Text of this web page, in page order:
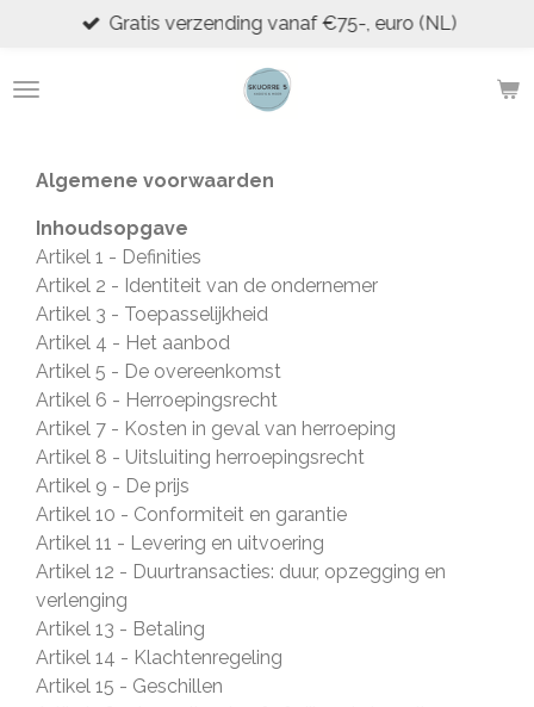
naar
Gratis verzending vanaf €75-, euro (NL)
Algemene voorwaarden
Inhoudsopgave
Artikel 1 - Definities
Artikel 2 - Identiteit van de ondernemer
Artikel 3 - Toepasselijkheid
Artikel 4 - Het aanbod
Artikel 5 - De overeenkomst
Artikel 6 - Herroepingsrecht
Artikel 7 - Kosten in geval van herroeping
Artikel 8 - Uitsluiting herroepingsrecht
Artikel 9 - De prijs
Artikel 10 - Conformiteit en garantie
Artikel 11 - Levering en uitvoering
Artikel 12 - Duurtransacties: duur, opzegging en
verlenging
Artikel 13 - Betaling
Artikel 14 - Klachtenregeling
Artikel 15 - Geschillen